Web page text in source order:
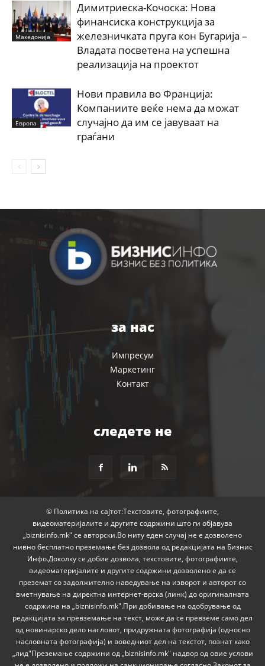
Македонија
Димитриеска-Кочоска: Нова
финансиска конструкција за
железничката пруга кон Бугарија –
Владата посветена на успешна
реализација на проектот
Европа
Нови правила во Франција:
Компаниите веќе нема да можат
случајно да им се јавуваат на
граѓани
за нас
Импресум
Маркетинг
Контакт
следете не
© Политика на сајтот:Текстовите, фотографиите,
видеоматеријалите и другите содржини што ги објавува
„biznisinfo.mk" се авторски.Во ниту еден случај не е дозволено
нивно бесплатно преземање без дозвола од редакцијата на Бизнис
Инфо.Доколку се добие дозвола, текстовите, фотографиите,
видеоматеријалите и другите содржини дозволено е да се
преземат со задолжително наведување на изворот и авторот со
вметнување на директна интернет-врска (линк) до оригиналната
содржина на „biznisinfo.mk".При добивање на одобрување од
редакцијата за превземање на текст, може да се превземе само дел
од новинарско дело насловот, придружната фотографија (односно
насловната фотографија) и воведниот дел на текстот, познат како
„лид"Преземање содржини од „biznisinfo.mk" надвор од овие услови